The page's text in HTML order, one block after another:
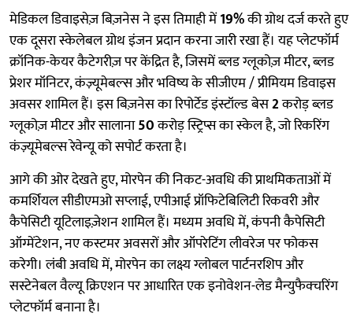
मेडिकल डिवाइसेज़ बिज़नेस ने इस तिमाही में19%की ग्रोथ दर्ज करते हुए
एक दूसरा स्केलेबल ग्रोथ इंजन प्रदान करना जारी रखा हैं। यह प्लेटफॉर्म
क्रॉनिक-केयर कैटेगरीज़ पर केंद्रित है, जिसमें ब्लड ग्लूकोज़ मीटर, ब्लड
प्रेशर मॉनिटर, कंज़्यूमेबल्स और भविष्य के सीजीएम / प्रीमियम डिवाइस
अवसर शामिल हैं। इस बिज़नेस का रिपोर्टेड इंस्टॉल्ड बेस2करोड़ ब्लड
ग्लूकोज़ मीटर और सालाना50करोड़ स्ट्रिप्स का स्केल है, जो रिकरिंग
कंज़्यूमेबल्स रेवेन्यू को सपोर्ट करता है।
आगे की ओर देखते हुए, मोरपेन की निकट-अवधि की प्राथमिकताओं में
कमर्शियल सीडीएमओ सप्लाई, एपीआई प्रॉफिटेबिलिटी रिकवरी और
कैपेसिटी यूटिलाइज़ेशन शामिल हैं। मध्यम अवधि में, कंपनी कैपेसिटी
ऑग्मेंटेशन, नए कस्टमर अवसरों और ऑपरेटिंग लीवरेज पर फोकस
करेगी। लंबी अवधि में, मोरपेन का लक्ष्य ग्लोबल पार्टनरशिप और
सस्टेनेबल वैल्यू क्रिएशन पर आधारित एक इनोवेशन-लेड मैन्युफैक्चरिंग
प्लेटफॉर्म बनाना है।